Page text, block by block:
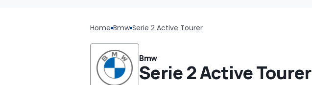
Home Bmw Serie 2 Active Tourer
Bmw
Serie 2 Active Tourer